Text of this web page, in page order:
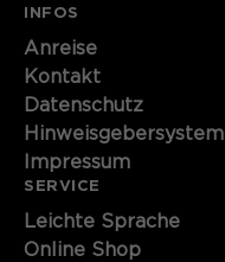
INFOS
Anreise
Kontakt
Datenschutz
Hinweisgebersystem
Impressum
SERVICE
Leichte Sprache
Online Shop